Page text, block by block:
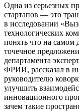
Одна из серьезных
стартапов — это
в исследовании
технологических
понять что на самом
точечное
департамента
ФРИИ, рассказал в
руководителю
улучшить
инновационного
зачем такие